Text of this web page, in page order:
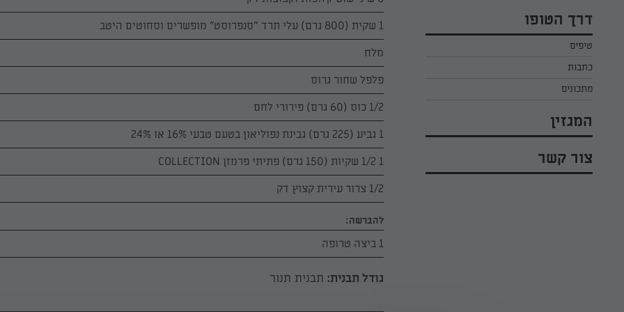
סלטים לפסח
עוגיות לפסח
קארין בנולול
מירי כהן
רובי מיכאל
דרך הטופו
טיפים
כתבות
מתכונים
המגזין
צור קשר
1 שקית (800 גרם) עלי תרד "סנפרוסט" מופשרים וסחוטים היטב
מלח
פלפל שחור גרוס
1/2 כוס (60 גרם) פירורי לחם
1 גביע (225 גרם) גבינת נפוליאון בטעם טבעי 16% או 24%
1 1/2 שקיות (150 גרם) פתיתי פרמזן COLLECTION
1/2 צרור עירית קצוץ דק
להברשה:
1 ביצה טרופה
גודל תבנית: תבנית תנור